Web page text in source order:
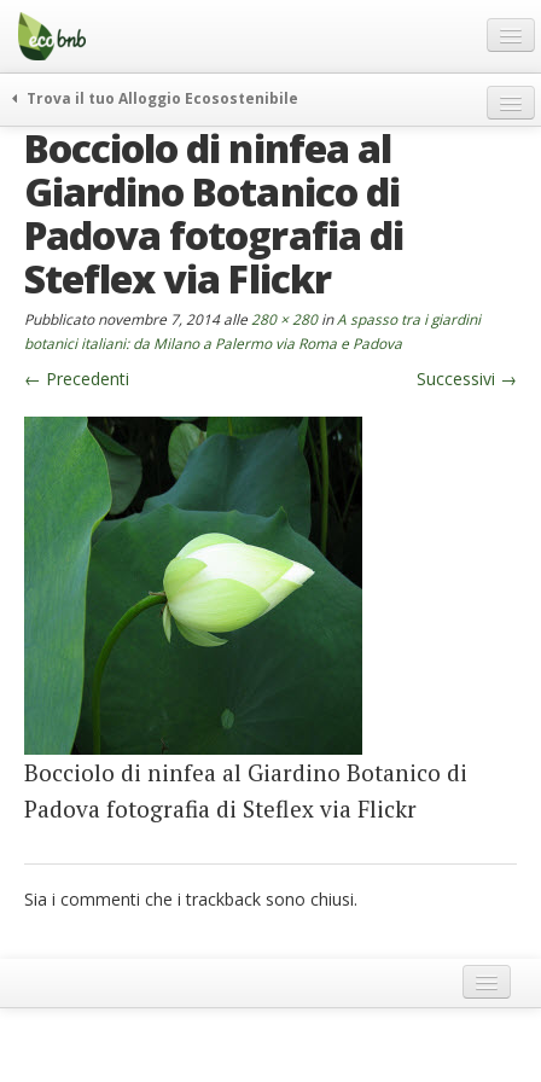
Menu
Salta
contenuto
Offerte Speciali
Regali
FAQ
Chi Siamo
Partner
Contatti
Italiano
German
English
Spanish
French
Italiano
Trova il tuo Alloggio Ecosostenibile
weekend green
itinerari
curiosità
vivere e viaggiare verde
news ed eventi
ecohotel
Bocciolo di ninfea al
Giardino Botanico di
Padova fotografia di
Steflex via Flickr
Pubblicatonovembre 7, 2014alle 280 × 280inA spasso tra i giardini
botanici italiani: da Milano a Palermo via Roma e Padova
← Precedenti Successivi →
Bocciolo di ninfea al Giardino Botanico di
Padova fotografia di Steflex via Flickr
Sia i commenti che i trackback sono chiusi.